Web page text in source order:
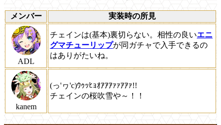
メンバー 実装時の所見
ADL
チェインは(基本)裏切らない。相性の良いエニ
グマチューリップが同ガチャで入手できるの
はありがたいね。
kanem
(っ'ヮ'c)ｳｩｯﾋｮｵｱｱｱｧｧｱｱｧ!!
チェインの桜吹雪や～！！